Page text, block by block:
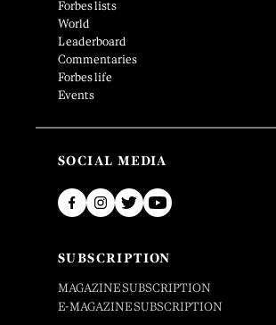
Forbes lists
World
Leaderboard
Commentaries
Forbes life
Events
SOCIAL MEDIA
SUBSCRIPTION
MAGAZINE SUBSCRIPTION
E-MAGAZINE SUBSCRIPTION